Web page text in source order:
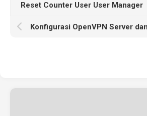
Reset Counter User User Manager